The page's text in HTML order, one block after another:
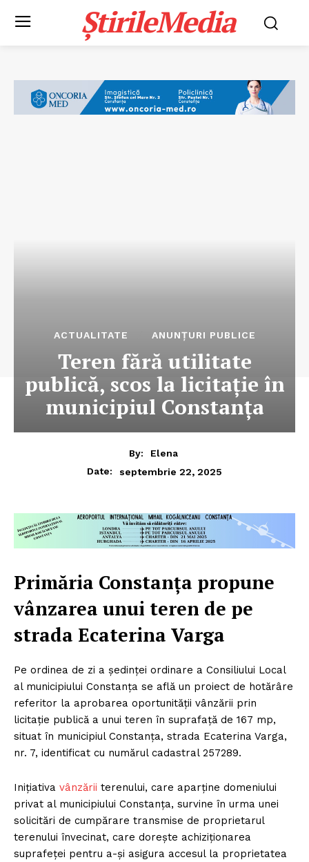
ȘtirileMedia
ACTUALITATE ANUNȚURI PUBLICE
Teren fără utilitate
publică, scos la licitație în
municipiul Constanța
By:
Elena
Date:
septembrie 22, 2025
Primăria Constanța propune
vânzarea unui teren de pe
strada Ecaterina Varga
Pe ordinea de zi a ședinței ordinare a Consiliului Local
al municipiului Constanța se află un proiect de hotărâre
referitor la aprobarea oportunității vânzării prin
licitație publică a unui teren în suprafață de 167 mp,
situat în municipiul Constanța, strada Ecaterina Varga,
nr. 7, identificat cu numărul cadastral 257289.
Inițiativa vânzării terenului, care aparține domeniului
privat al municipiului Constanța, survine în urma unei
solicitări de cumpărare transmise de proprietarul
terenului învecinat, care dorește achiziționarea
suprafeței pentru a-și asigura accesul la proprietatea